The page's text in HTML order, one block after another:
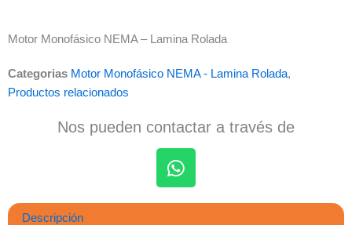
Motor Monofásico NEMA – Lamina Rolada
Categorias Motor Monofásico NEMA - Lamina Rolada,
Productos relacionados
Nos pueden contactar a través de
W
h
Descripción